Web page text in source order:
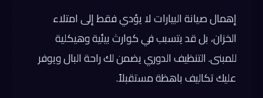
إهمال صيانة البيارات لا يؤدي فقط إلى امتلاء
الخزان، بل قد يتسبب في كوارث بيئية وهيكلية
للمبنى. التنظيف الدوري يضمن لك راحة البال ويوفر
عليك تكاليف باهظة مستقبلاً.